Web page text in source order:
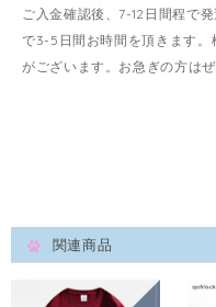
ご入金確認後、7-12日間程で
で3-5日間お時間を頂きます。
がございます。お急ぎの方は
関連商品